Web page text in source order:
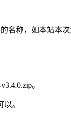
称，如本站本次
。
。